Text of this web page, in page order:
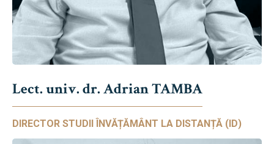
Lect. univ. dr. Adrian TAMBA
DIRECTOR STUDII ÎNVĂȚĂMÂNT LA DISTANȚĂ (ID)